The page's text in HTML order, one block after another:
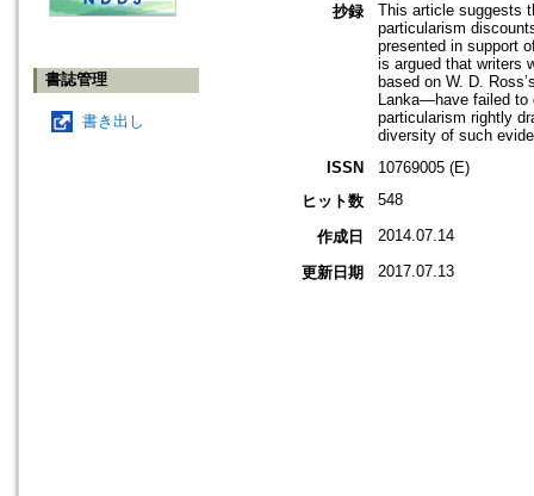
書誌管理
書き出し
抄録
This article suggests
particularism
presented in support
is argued that writers
based on W. D.
Lanka—have failed to
particularism rightly
diversity of such
ISSN
10769005 (E)
ヒット数
548
作成日 2014.07.14
更新日期 2017.07.13